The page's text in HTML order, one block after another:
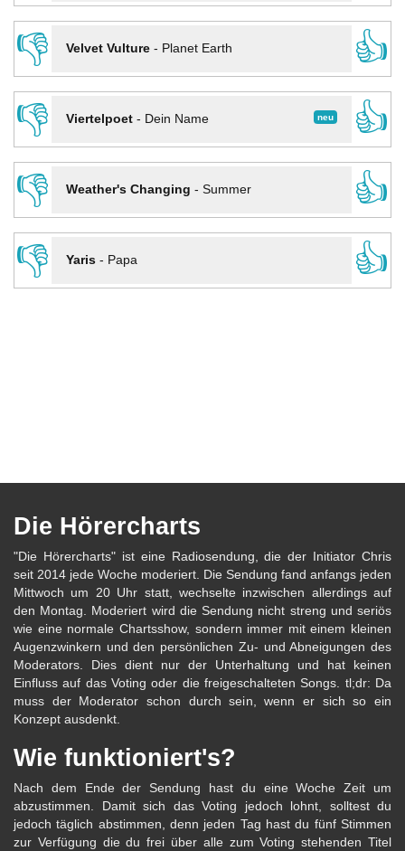
👎
Velvet Vulture- Planet Earth
👍
👎
neu
Viertelpoet- Dein Name
👍
👎
Weather's Changing - Summer
👍
👎
Yaris- Papa 👍
Die Hörercharts
"Die Hörercharts" ist eine Radiosendung, die der Initiator Chris
seit 2014 jede Woche moderiert. Die Sendung fand anfangs jeden
Mittwoch um 20 Uhr statt, wechselte inzwischen allerdings auf
den Montag. Moderiert wird die Sendung nicht streng und seriös
wie eine normale Chartsshow, sondern immer mit einem kleinen
Augenzwinkern und den persönlichen Zu- und Abneigungen des
Moderators. Dies dient nur der Unterhaltung und hat keinen
Einfluss auf das Voting oder die freigeschalteten Songs. tl;dr: Da
muss der Moderator schon durch sein, wenn er sich so ein
Konzept ausdenkt.
Wie funktioniert's?
Nach dem Ende der Sendung hast du eine Woche Zeit um
abzustimmen. Damit sich das Voting jedoch lohnt, solltest du
jedoch täglich abstimmen, denn jeden Tag hast du fünf Stimmen
zur Verfügung die du frei über alle zum Voting stehenden Titel